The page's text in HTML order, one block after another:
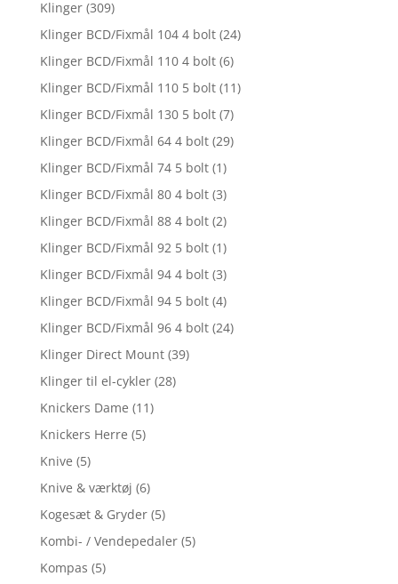
Klinger (309)
Klinger BCD/Fixmål 104 4 bolt (24)
Klinger BCD/Fixmål 110 4 bolt (6)
Klinger BCD/Fixmål 110 5 bolt (11)
Klinger BCD/Fixmål 130 5 bolt (7)
Klinger BCD/Fixmål 64 4 bolt (29)
Klinger BCD/Fixmål 74 5 bolt (1)
Klinger BCD/Fixmål 80 4 bolt (3)
Klinger BCD/Fixmål 88 4 bolt (2)
Klinger BCD/Fixmål 92 5 bolt (1)
Klinger BCD/Fixmål 94 4 bolt (3)
Klinger BCD/Fixmål 94 5 bolt (4)
Klinger BCD/Fixmål 96 4 bolt (24)
Klinger Direct Mount (39)
Klinger til el-cykler (28)
Knickers Dame (11)
Knickers Herre (5)
Knive (5)
Knive & værktøj (6)
Kogesæt & Gryder (5)
Kombi- / Vendepedaler (5)
Kompas (5)